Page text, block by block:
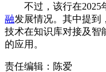
不过，该行在2025
融发展情况。其中提到
技术在知识库对接及智
的应用。
责任编辑：陈爱